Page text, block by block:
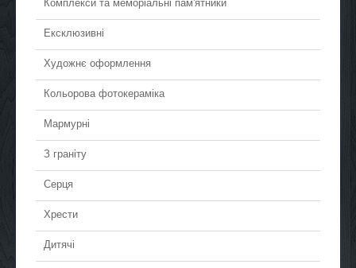
Комплекси та меморіальні пам'ятники
Ексклюзивні
Художнє оформлення
Кольорова фотокераміка
Мармурні
З граніту
Серця
Хрести
Дитячі